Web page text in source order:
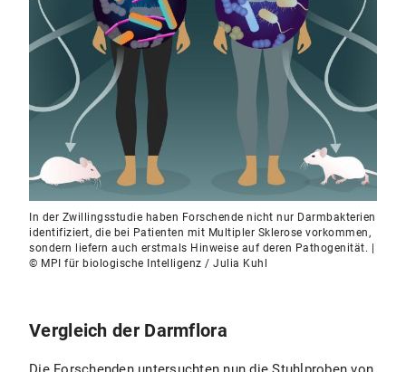
In der Zwillingsstudie haben Forschende nicht nur Darmbakterien
identifiziert, die bei Patienten mit Multipler Sklerose vorkommen,
sondern liefern auch erstmals Hinweise auf deren Pathogenität. |
© MPI für biologische Intelligenz / Julia Kuhl
Vergleich der Darmflora